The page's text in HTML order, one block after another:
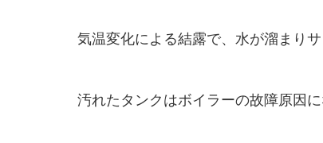
気温変化による結露で、水が溜まりサ
汚れたタンクはボイラーの故障原因